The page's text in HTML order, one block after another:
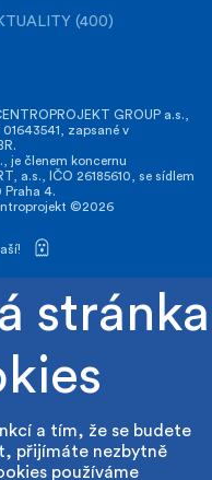
(400)
GROUP a.s.,
zapsané v
je členem koncernu
a.s., IČO 26185610, se sídlem
Praha 4.
©2026
stránka
a tím, že se budete
přijímáte nezbytně
používáme